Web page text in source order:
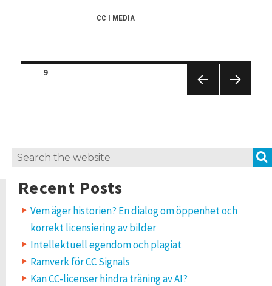
CC I MEDIA
Posts
PAGE9
Search
Recent Posts
Vem äger historien? En dialog om öppenhet och
korrekt licensiering av bilder
Intellektuell egendom och plagiat
Ramverk för CC Signals
Kan CC-licenser hindra träning av AI?